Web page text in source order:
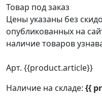
Товар под заказ
Цены указаны без
опубликованных на
наличие товаров
Арт. {{product.article}}
Наличие на складе: {{